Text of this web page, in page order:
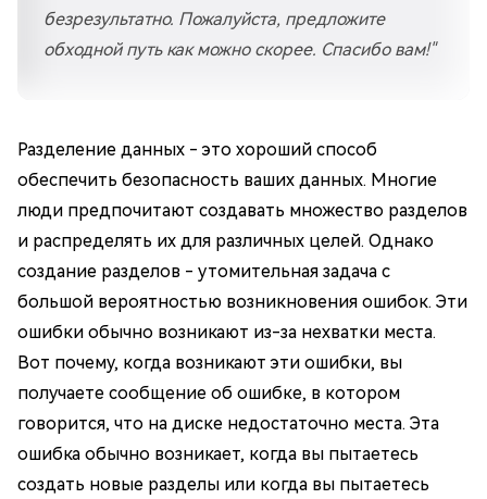
безрезультатно. Пожалуйста, предложите
обходной путь как можно скорее. Спасибо вам!"
Разделение данных - это хороший способ
обеспечить безопасность ваших данных. Многие
люди предпочитают создавать множество разделов
и распределять их для различных целей. Однако
создание разделов - утомительная задача с
большой вероятностью возникновения ошибок. Эти
ошибки обычно возникают из-за нехватки места.
Вот почему, когда возникают эти ошибки, вы
получаете сообщение об ошибке, в котором
говорится, что на диске недостаточно места. Эта
ошибка обычно возникает, когда вы пытаетесь
создать новые разделы или когда вы пытаетесь